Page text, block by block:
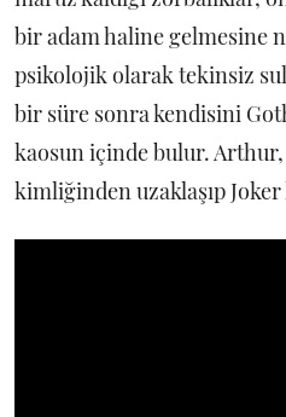
bir adam haline gelmesine
psikolojik olarak tekinsiz
bir süre sonra kendisini
kaosun içinde bulur.
kimliğinden uzaklaşıp